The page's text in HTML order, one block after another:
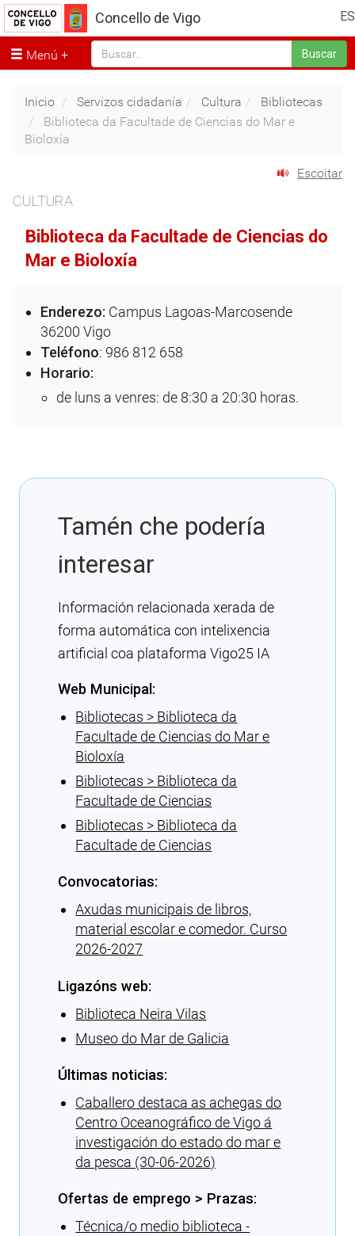
ES
Concello de Vigo
Menú Buscar
Inicio Servizos cidadanía Cultura
Bibliotecas
Biblioteca da Facultade de Ciencias do Mar e
Bioloxía
Escoitar
CULTURA
Biblioteca da Facultade de Ciencias do
Mar e Bioloxía
Enderezo: Campus Lagoas-Marcosende
36200 Vigo
Teléfono: 986 812 658
Horario:
de luns a venres: de 8:30 a 20:30 horas.
Tamén che podería
interesar
Información relacionada xerada de
forma automática con intelixencia
artificial coa plataforma Vigo25 IA
Web Municipal:
Bibliotecas > Biblioteca da
Facultade de Ciencias do Mar e
Bioloxía
Bibliotecas > Biblioteca da
Facultade de Ciencias
Bibliotecas > Biblioteca da
Facultade de Ciencias
Convocatorias:
Axudas municipais de libros,
material escolar e comedor. Curso
2026-2027
Ligazóns web:
Biblioteca Neira Vilas
Museo do Mar de Galicia
Últimas noticias:
Caballero destaca as achegas do
Centro Oceanográfico de Vigo á
investigación do estado do mar e
da pesca (30-06-2026)
Ofertas de emprego > Prazas:
Técnica/o medio biblioteca -